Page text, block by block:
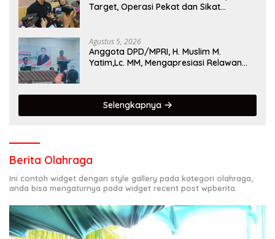
Target, Operasi Pekat dan Sikat
Agustus 5, 2026
Anggota DPD/MPRI, H. Muslim M.
Yatim,Lc. MM, Mengapresiasi Relawan
Selengkapnya
Berita Olahraga
Ini contoh widget dengan style gallery pada kategori olahraga,
anda bisa mengaturnya pada widget recent post wpberita.